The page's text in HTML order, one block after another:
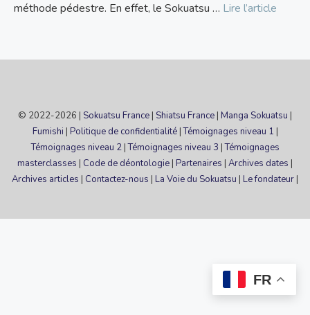
méthode pédestre. En effet, le Sokuatsu … Lire l’article
© 2022-2026 | Sokuatsu France Shiatsu France Manga Sokuatsu
Fumishi Politique de confidentialité|Témoignages niveau 1
Témoignages niveau 2|Témoignages niveau 3 |Témoignages
masterclasses
Code de déontologie Partenaires Archives dates
Archives articles
Contactez-nous La Voie du Sokuatsu Le fondateur
FR